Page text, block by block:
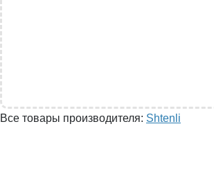
Все товары производителя: Shtenli